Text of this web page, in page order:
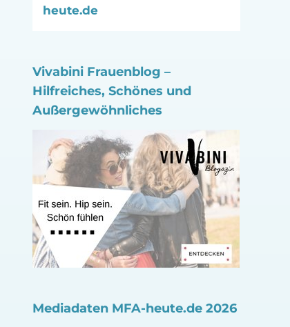
heute.de
Vivabini Frauenblog –
Hilfreiches, Schönes und
Außergewöhnliches
Mediadaten MFA-heute.de 2026